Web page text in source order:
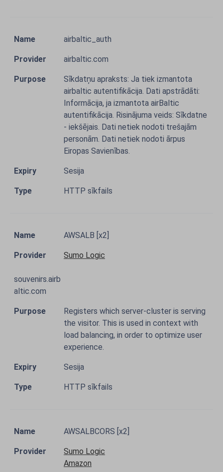
airbaltic_auth
airbaltic.com
Sīkdatņu apraksts: Ja tiek izmantota
airbaltic autentifikācija. Dati apstrādāti:
Informācija, ja izmantota airBaltic
autentifikācija. Risinājuma veids: Sīkdatne
- iekšējais. Dati netiek nodoti trešajām
personām. Dati netiek nodoti ārpus
Eiropas Savienības.
Sesija
HTTP sīkfails
AWSALB [x2]
Sumo Logic
souvenirs.airb
altic.com
Registers which server-cluster is serving
the visitor. This is used in context with
load balancing, in order to optimize user
experience.
Sesija
HTTP sīkfails
AWSALBCORS [x2]
Sumo Logic
Amazon